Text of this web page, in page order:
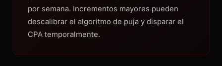
por semana. Incrementos mayores pueden
descalibrar el algoritmo de puja y disparar el
CPA temporalmente.